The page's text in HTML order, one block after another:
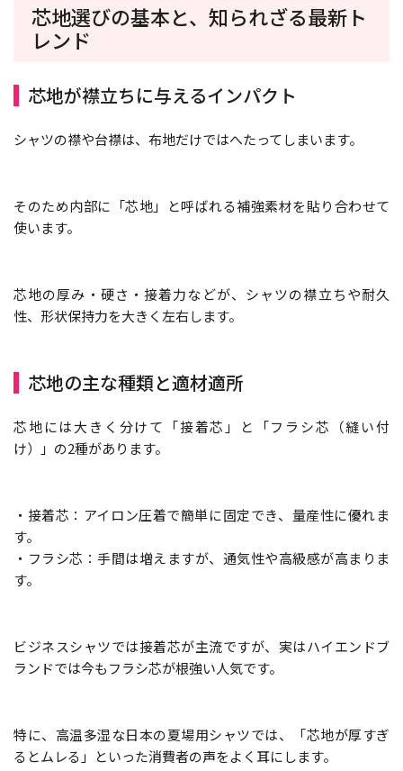
芯地選びの基本と、知られざる最新ト
レンド
芯地が襟立ちに与えるインパクト
シャツの襟や台襟は、布地だけではへたってしまいます。
そのため内部に「芯地」と呼ばれる補強素材を貼り合わせて
使います。
芯地の厚み・硬さ・接着力などが、シャツの襟立ちや耐久
性、形状保持力を大きく左右します。
芯地の主な種類と適材適所
芯地には大きく分けて「接着芯」と「フラシ芯（縫い付
け）」の2種があります。
・接着芯：アイロン圧着で簡単に固定でき、量産性に優れま
す。
・フラシ芯：手間は増えますが、通気性や高級感が高まりま
す。
ビジネスシャツでは接着芯が主流ですが、実はハイエンドブ
ランドでは今もフラシ芯が根強い人気です。
特に、高温多湿な日本の夏場用シャツでは、「芯地が厚すぎ
るとムレる」といった消費者の声をよく耳にします。